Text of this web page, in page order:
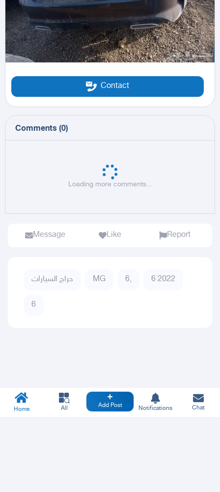
Contact
Comments (0)
Loading more comments...
Message Like Report
حراج السيارات MG 6, 6 2022
6
Home All Add Post Notifications Chat